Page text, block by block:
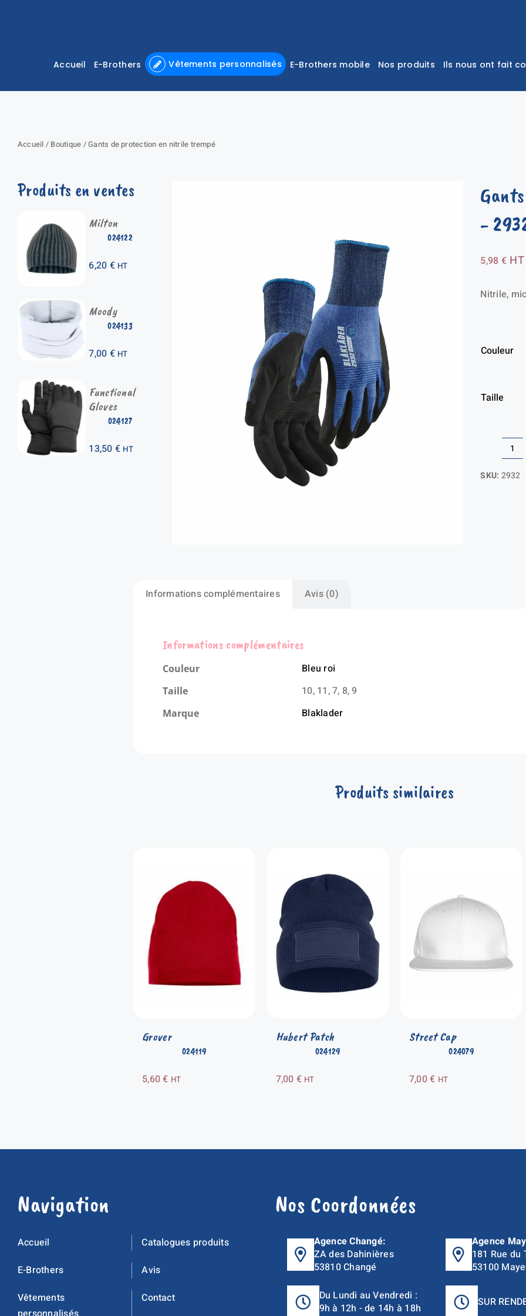
Accueil E-Brothers Vêtements personnalisés E-Brothers mobile Nos produits Ils nous ont fait
Accueil / Boutique /Gants de protection en nitrile trempé
Produits en ventes
024122
Milton
6,20 € HT
024133
Moody
7,00 € HT
024127
Functional
Gloves
13,50 € HT
-
5,98 € HT
Nitrile,
Couleur
Taille
de
SKU: 2932
Informations complémentaires Avis (0)
Informations complémentaires
Couleur Bleu roi
Taille 10, 11, 7, 8, 9
Marque Blaklader
Produits similaires
024119
Grover
5,60€ HT
024129
Hubert Patch
7,00 € HT
024079
Street Cap
7,00€ HT
Navigation
Accueil
E-Brothers
Vêtements
Catalogues produits
Avis
Contact
Nos Coordonnées
Agence Changé:
ZA des Dahinières
53810 Changé
Du Lundi au Vendredi :
9h à 12h - de 14h à 18h
Agence
181 Rue du
53100
SUR